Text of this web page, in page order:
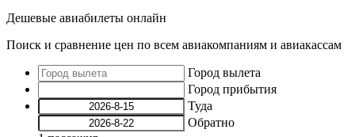
Дешевые авиабилеты онлайн
Поиск и сравнение цен по всем авиакомпаниям и авиакассам
Город вылета
Город прибытия
Туда
Обратно